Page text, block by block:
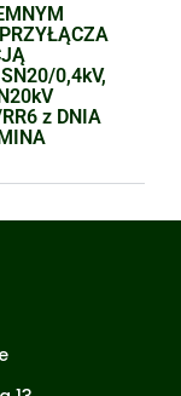
0,4kV,
z DNIA